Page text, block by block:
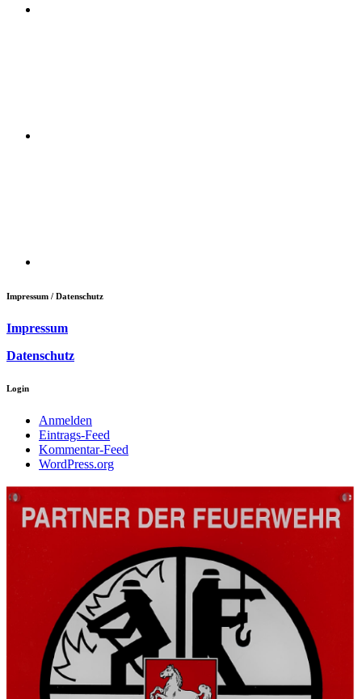
Impressum / Datenschutz
Impressum
Datenschutz
Login
Anmelden
Eintrags-Feed
Kommentar-Feed
WordPress.org